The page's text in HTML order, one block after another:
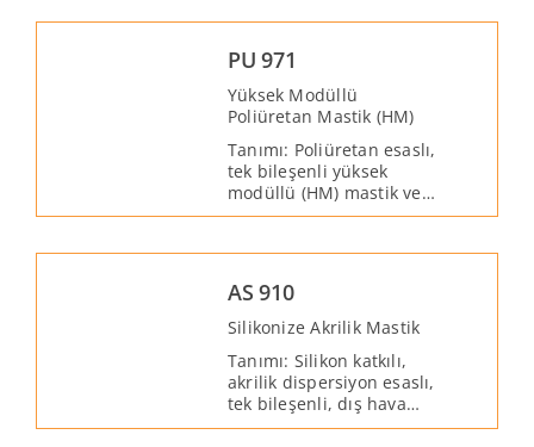
genleşme derzleri için
ideal bir üründür.
PU 971
Yüksek Modüllü
Poliüretan Mastik (HM)
Tanımı: Poliüretan esaslı,
tek bileşenli yüksek
modüllü (HM) mastik ve
yapıştırıcıdır. Çatı,
konteyner, ahşap, metal,
malzemelerin
yapıştırılması ve
geliştirilmiştir.
AS 910
Silikonize Akrilik Mastik
Tanımı: Silikon katkılı,
akrilik dispersiyon esaslı,
tek bileşenli, dış hava
koşullarına dayanımlı